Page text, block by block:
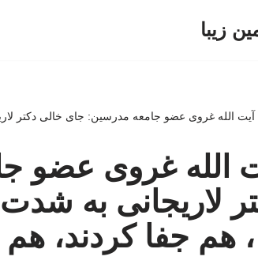
زیبا
آیت الله غروی عضو جامعه مدرسین: جای خالی دکتر
الله غروی عضو
لاریجانی به
، هم جفا کردند،